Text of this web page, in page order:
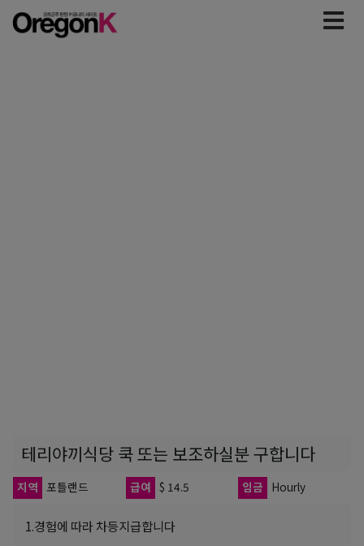
테리야끼식당 쿡 또는 보조하실분 구합니다
지역 포틀랜드 급여 $ 14.5 임금 Hourly
1.경험에 따라 차등지급합니다